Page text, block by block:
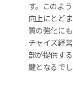
す。このよ
向上にとど
質の強化に
チャイズ経
部が提供す
鍵となるでし